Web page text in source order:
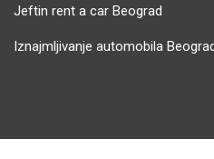
Jeftin rent a car Beograd
Iznajmljivanje automobila